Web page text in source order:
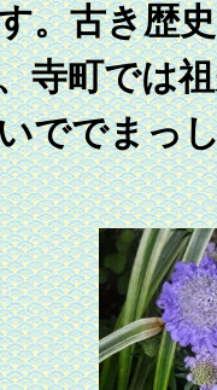
。古き歴
寺町では
ででまっ